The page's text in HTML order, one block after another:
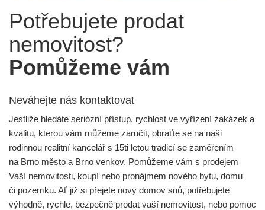
Potřebujete prodat
nemovitost?
Pomůžeme vám
Neváhejte nás kontaktovat
Jestliže hledáte seriózní přístup, rychlost ve vyřízení zakázek a
kvalitu, kterou vám můžeme zaručit, obraťte se na naši
rodinnou realitní kancelář s 15ti letou tradicí se zaměřením
na Brno město a Brno venkov. Pomůžeme vám s prodejem
Vaší nemovitosti, koupí nebo pronájmem nového bytu, domu
či pozemku. Ať již si přejete nový domov snů, potřebujete
výhodně, rychle, bezpečně prodat vaší nemovitost, nebo pomoc